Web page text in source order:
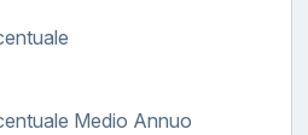
nel BTP FX
Medio Annuo